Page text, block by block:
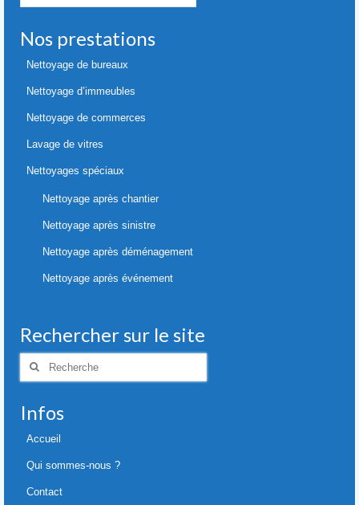
Nos prestations
Nettoyage de bureaux
Nettoyage d’immeubles
Nettoyage de commerces
Lavage de vitres
Nettoyages spéciaux
Nettoyage après chantier
Nettoyage après sinistre
Nettoyage après déménagement
Nettoyage après événement
Rechercher sur le site
Rechercher
Infos
Accueil
Qui sommes-nous ?
Contact